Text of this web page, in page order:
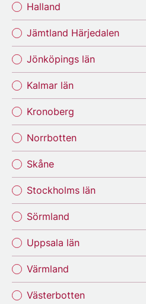
Halland
Jämtland Härjedalen
Jönköpings län
Kalmar län
Kronoberg
Norrbotten
Skåne
Stockholms län
Sörmland
Uppsala län
Värmland
Västerbotten